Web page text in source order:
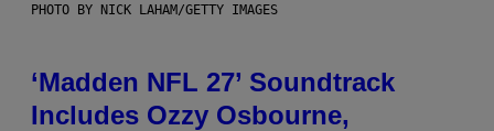
PHOTO BY NICK LAHAM/GETTY IMAGES
‘Madden NFL 27’ Soundtrack
Includes Ozzy Osbourne,